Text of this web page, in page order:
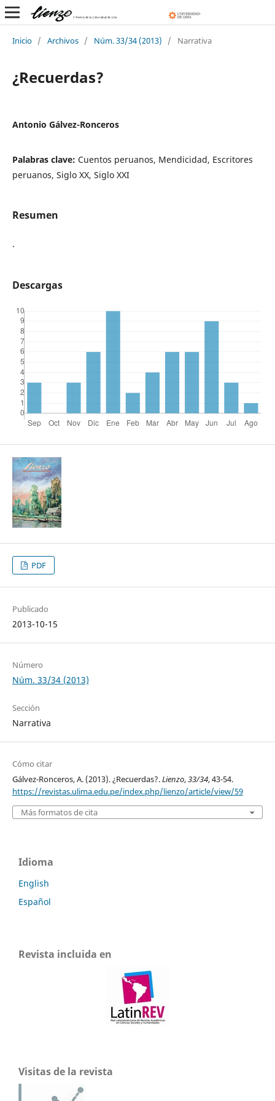
Inicio / Archivos / Núm. 33/34 (2013) / Narrativa
¿Recuerdas?
Antonio Gálvez-Ronceros
Palabras clave: Cuentos peruanos, Mendicidad, Escritores
peruanos, Siglo XX, Siglo XXI
Resumen
.
Descargas
PDF
Publicado
2013-10-15
Número
Núm. 33/34 (2013)
Sección
Narrativa
Cómo citar
Gálvez-Ronceros, A. (2013). ¿Recuerdas?.Lienzo,33/34, 43-54.
https://revistas.ulima.edu.pe/index.php/lienzo/article/view/59
Más formatos de cita
Idioma
English
Español
Revista incluida en
Visitas de la revista